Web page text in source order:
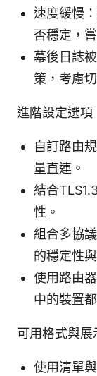
速度緩慢
否穩定，
幕後日誌
策，考慮
進階設定選項
自訂路由
量直連。
結合
性。
組合多協
的穩定性
使用路由
中的裝置
可用格式與展
使用清單